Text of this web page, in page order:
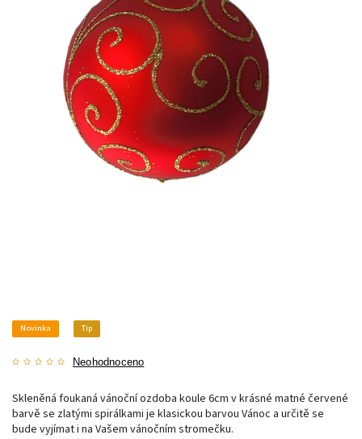
Novinka Tip
Neohodnoceno
Skleněná foukaná vánoční ozdoba koule 6cm v krásné matné červené
barvě se zlatými spirálkami je klasickou barvou Vánoc a určitě se
bude vyjímat i na Vašem vánočním stromečku.